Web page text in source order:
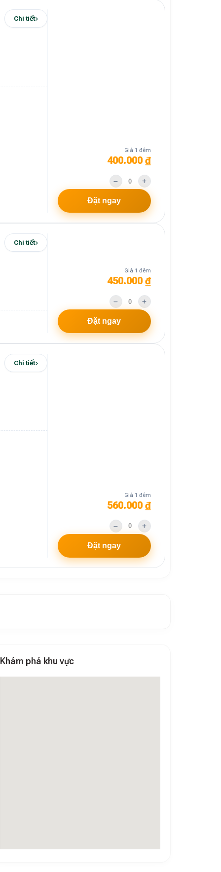
Chi tiết
Giá 1 đêm
400.000 ₫
Đặt ngay
Chi tiết
Giá 1 đêm
450.000 ₫
Đặt ngay
Chi tiết
Giá 1 đêm
560.000 ₫
Đặt ngay
Khám phá khu vực